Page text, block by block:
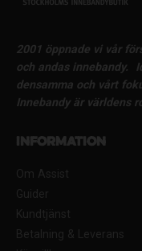
2001 öppnade vi vår
och andas innebandy.
densamma och vårt
Innebandy är världens
Information
Om Assist
Guider
Kundtjänst
Betalning & Leverans